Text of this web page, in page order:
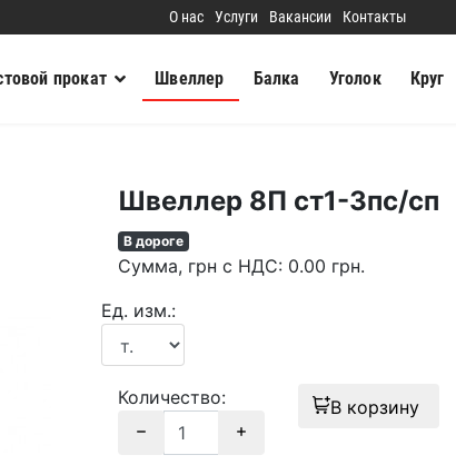
О нас Услуги Вакансии Контакты
прокат Швеллер Балка Уголок Круг
Швеллер 8П ст1-3пс/сп
В дороге
Сумма, грн с НДС: 0.00 грн.
Ед. изм.:
Количество: В корзину